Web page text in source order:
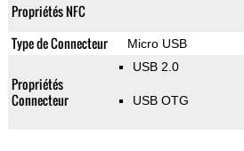
Propriétés NFC
Type de Connecteur Micro USB
Propriétés
Connecteur
USB 2.0
USB OTG